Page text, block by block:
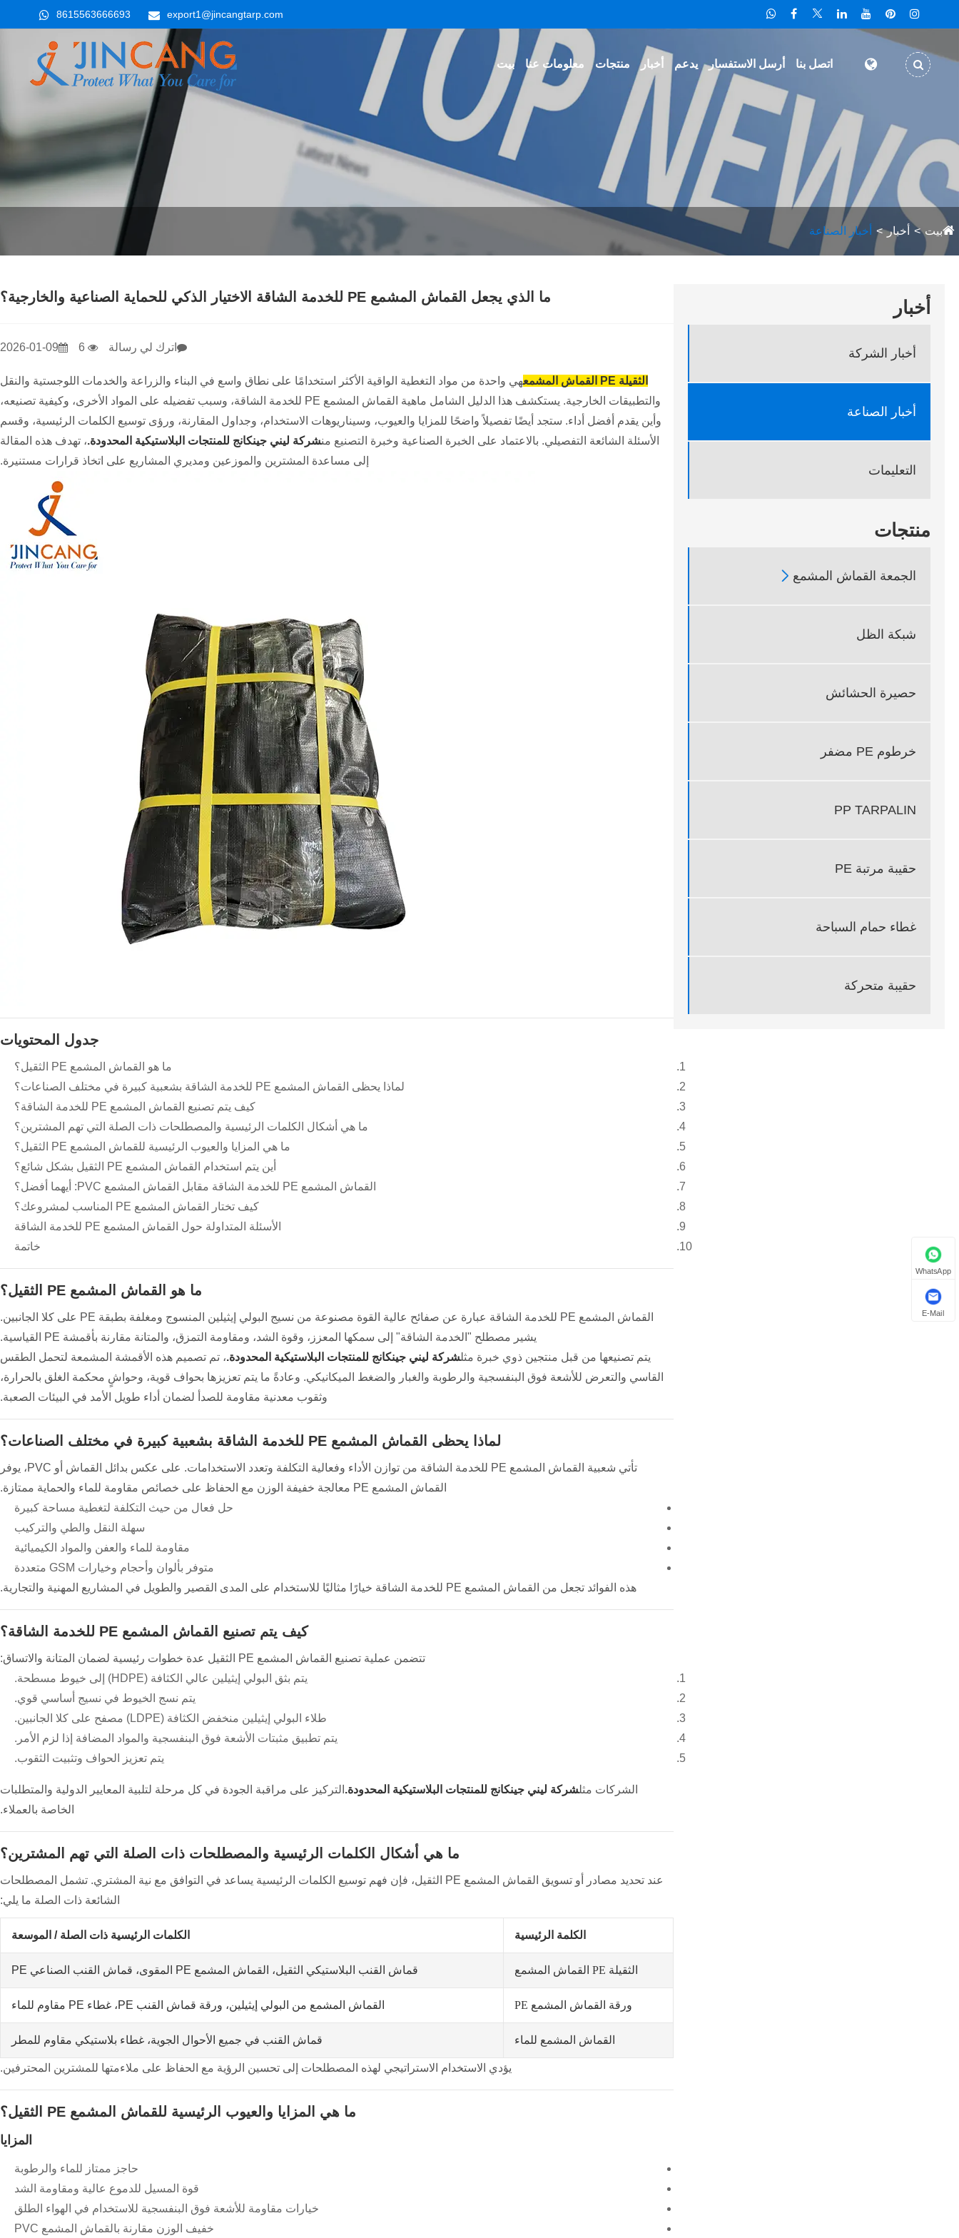
8615563666693 export1@jincangtarp.com
بيت معلومات عنا منتجات أخبار يدعم أرسل الاستفسار اتصل بنا
بيت أخبار أخبار الصناعة
أخبار
أخبار الشركة
أخبار الصناعة
التعليمات
منتجات
الجمعة القماش المشمع 
شبكة الظل
حصيرة الحشائش
خرطوم PE مضفر
PP TARPALIN
حقيبة مرتبة PE
غطاء حمام السباحة
حقيبة متحركة
ما الذي يجعل القماش المشمع PE للخدمة الشاقة الاختيار الذكي للحماية الصناعية والخارجية؟
2026-01-09 اترك لي رسالة
الثقيلة PE القماش المشمع
هي واحدة من مواد التغطية الواقية الأكثر استخدامًا على نطاق واسع في البناء والزراعة والخدمات اللوجستية والنقل
والتطبيقات الخارجية. يستكشف هذا الدليل الشامل ماهية القماش المشمع PE للخدمة الشاقة، وسبب تفضيله على المواد الأخرى، وكيفية تصنيعه،
وأين يقدم أفضل أداء. ستجد أيضًا تفصيلاً واضحًا للمزايا والعيوب، وسيناريوهات الاستخدام، وجداول المقارنة، ورؤى توسيع الكلمات الرئيسية، وقسم
الأسئلة الشائعة التفصيلي. بالاعتماد على الخبرة الصناعية وخبرة التصنيع منشركة ليني جينكانج للمنتجات البلاستيكية المحدودة.، تهدف هذه المقالة
إلى مساعدة المشترين والموزعين ومديري المشاريع على اتخاذ قرارات مستنيرة.
جدول المحتويات
ما هو القماش المشمع PE الثقيل؟
لماذا يحظى القماش المشمع PE للخدمة الشاقة بشعبية كبيرة في مختلف الصناعات؟
كيف يتم تصنيع القماش المشمع PE للخدمة الشاقة؟
ما هي أشكال الكلمات الرئيسية والمصطلحات ذات الصلة التي تهم المشترين؟
ما هي المزايا والعيوب الرئيسية للقماش المشمع PE الثقيل؟
أين يتم استخدام القماش المشمع PE الثقيل بشكل شائع؟
القماش المشمع PE للخدمة الشاقة مقابل القماش المشمع PVC: أيهما أفضل؟
كيف تختار القماش المشمع PE المناسب لمشروعك؟
الأسئلة المتداولة حول القماش المشمع PE للخدمة الشاقة
خاتمة
ما هو القماش المشمع PE الثقيل؟
القماش المشمع PE للخدمة الشاقة عبارة عن صفائح عالية القوة مصنوعة من نسيج البولي إيثيلين المنسوج ومغلفة بطبقة PE على كلا الجانبين.
يشير مصطلح "الخدمة الشاقة" إلى سمكها المعزز، وقوة الشد، ومقاومة التمزق، والمتانة مقارنة بأقمشة PE القياسية.
يتم تصنيعها من قبل منتجين ذوي خبرة مثلشركة ليني جينكانج للمنتجات البلاستيكية المحدودة.، تم تصميم هذه الأقمشة المشمعة لتحمل الطقس
القاسي والتعرض للأشعة فوق البنفسجية والرطوبة والغبار والضغط الميكانيكي. وعادةً ما يتم تعزيزها بحواف قوية، وحواشٍ محكمة الغلق بالحرارة،
وثقوب معدنية مقاومة للصدأ لضمان أداء طويل الأمد في البيئات الصعبة.
لماذا يحظى القماش المشمع PE للخدمة الشاقة بشعبية كبيرة في مختلف الصناعات؟
تأتي شعبية القماش المشمع PE للخدمة الشاقة من توازن الأداء وفعالية التكلفة وتعدد الاستخدامات. على عكس بدائل القماش أو PVC، يوفر
القماش المشمع PE معالجة خفيفة الوزن مع الحفاظ على خصائص مقاومة للماء والحماية ممتازة.
حل فعال من حيث التكلفة لتغطية مساحة كبيرة
سهلة النقل والطي والتركيب
مقاومة للماء والعفن والمواد الكيميائية
متوفر بألوان وأحجام وخيارات GSM متعددة
هذه الفوائد تجعل من القماش المشمع PE للخدمة الشاقة خيارًا مثاليًا للاستخدام على المدى القصير والطويل في المشاريع المهنية والتجارية.
كيف يتم تصنيع القماش المشمع PE للخدمة الشاقة؟
تتضمن عملية تصنيع القماش المشمع PE الثقيل عدة خطوات رئيسية لضمان المتانة والاتساق:
يتم بثق البولي إيثيلين عالي الكثافة (HDPE) إلى خيوط مسطحة.
يتم نسج الخيوط في نسيج أساسي قوي.
طلاء البولي إيثيلين منخفض الكثافة (LDPE) مصفح على كلا الجانبين.
يتم تطبيق مثبتات الأشعة فوق البنفسجية والمواد المضافة إذا لزم الأمر.
يتم تعزيز الحواف وتثبيت الثقوب.
الشركات مثلشركة ليني جينكانج للمنتجات البلاستيكية المحدودة. التركيز على مراقبة الجودة في كل مرحلة لتلبية المعايير الدولية والمتطلبات
الخاصة بالعملاء.
ما هي أشكال الكلمات الرئيسية والمصطلحات ذات الصلة التي تهم المشترين؟
عند تحديد مصادر أو تسويق القماش المشمع PE الثقيل، فإن فهم توسيع الكلمات الرئيسية يساعد في التوافق مع نية المشتري. تشمل المصطلحات
الشائعة ذات الصلة ما يلي:
الكلمة الرئيسية الكلمات الرئيسية ذات الصلة / الموسعة
الثقيلة PE القماش المشمع قماش القنب البلاستيكي الثقيل، القماش المشمع PE المقوى، قماش القنب الصناعي PE
ورقة القماش المشمع PE القماش المشمع من البولي إيثيلين، ورقة قماش القنب PE، غطاء PE مقاوم للماء
القماش المشمع للماء قماش القنب في جميع الأحوال الجوية، غطاء بلاستيكي مقاوم للمطر
يؤدي الاستخدام الاستراتيجي لهذه المصطلحات إلى تحسين الرؤية مع الحفاظ على ملاءمتها للمشترين المحترفين.
ما هي المزايا والعيوب الرئيسية للقماش المشمع PE الثقيل؟
المزايا
حاجز ممتاز للماء والرطوبة
قوة المسيل للدموع عالية ومقاومة الشد
خيارات مقاومة للأشعة فوق البنفسجية للاستخدام في الهواء الطلق
خفيف الوزن مقارنة بالقماش المشمع PVC
WhatsApp
E-Mail